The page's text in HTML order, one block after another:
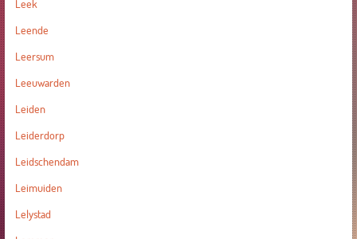
Leek
Leende
Leersum
Leeuwarden
Leiden
Leiderdorp
Leidschendam
Leimuiden
Lelystad